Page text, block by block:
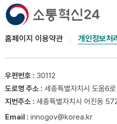
홈페이지 이용약관 개인정보처
우편번호 : 30112
도로명 주소 : 세종특별자치시 도움6
지번주소 : 세종특별자치시 어진동
Email : innogov@korea.kr